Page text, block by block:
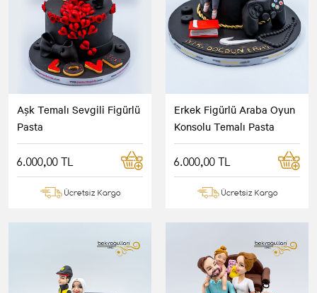
Aşk Temalı Sevgili Figürlü
Pasta
6.000,00 TL
Ücretsiz Kargo
Erkek Figürlü Araba Oyun
Konsolu Temalı Pasta
6.000,00 TL
Ücretsiz Kargo